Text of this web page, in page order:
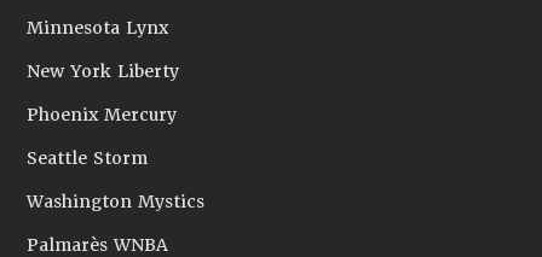
Minnesota Lynx
New York Liberty
Phoenix Mercury
Seattle Storm
Washington Mystics
Palmarès WNBA